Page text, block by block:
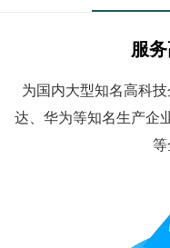
服
为国内大型知名高科
达、华为等知名生产企
等